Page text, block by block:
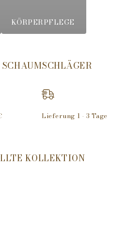
KÖRPERPFLEGE
Lieferung 1 - 3 Tage
KOLLEKTION